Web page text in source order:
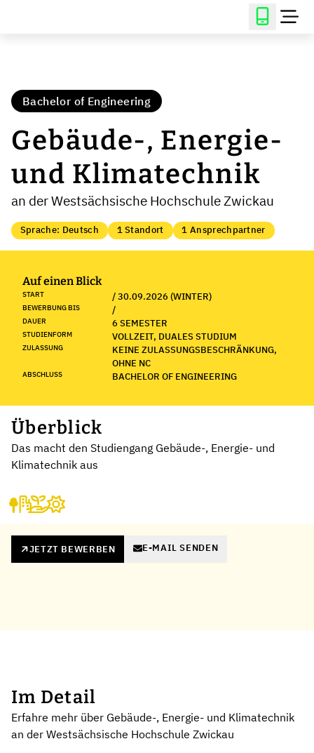
Bachelor of Engineering
Gebäude-, Energie-
und Klimatechnik
an der Westsächsische Hochschule Zwickau
Sprache: Deutsch 1 Standort 1 Ansprechpartner
Auf einen Blick
START / 30.09.2026 (WINTER)
BEWERBUNG BIS /
DAUER 6 SEMESTER
STUDIENFORM VOLLZEIT, DUALES STUDIUM
ZULASSUNG
KEINE ZULASSUNGSBESCHRÄNKUNG,
OHNE NC
ABSCHLUSS BACHELOR OF ENGINEERING
Überblick
Das macht den Studiengang Gebäude-, Energie- und
Klimatechnik aus
JETZT BEWERBEN E-MAIL SENDEN
Im Detail
Erfahre mehr über Gebäude-, Energie- und Klimatechnik
an der Westsächsische Hochschule Zwickau